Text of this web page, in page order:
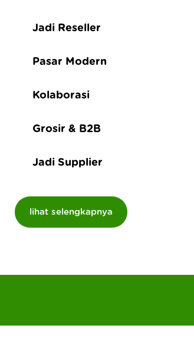
Jadi Reseller
Pasar Modern
Kolaborasi
Grosir & B2B
Jadi Supplier